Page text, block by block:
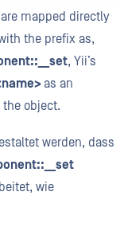
mapped directly
the prefix as,
, Yii’s
as an
object.
werden, dass
wie